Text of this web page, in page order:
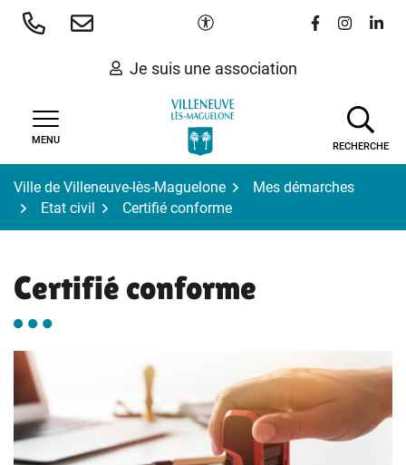
Aller
Paramètres d'accessibilité
Lien vers le
Lien vers
Lien
Je suis une association
MENU
RECHERCHE
Ville de Villeneuve-lès-Maguelone
Mes démarches
Etat civil
Certifié conforme
Certifié conforme